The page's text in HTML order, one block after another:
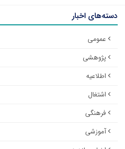
دسته‌های اخبار
عمومی
پژوهشی
اطلاعیه
اشتغال
فرهنگی
آموزشی